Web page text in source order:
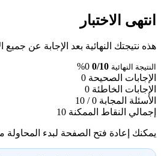
انتهى الاختبار
هذه نتيجتك النهائية بعد الإجابة عن جميع
النتيجة النهائية 0/10
0%
الإجابات الصحيحة 0
الإجابات الخاطئة 0
الأسئلة المجابة 0 / 10
إجمالي النقاط الممكنة 10
يمكنك إعادة فتح الصفحة لبدء المحاولة